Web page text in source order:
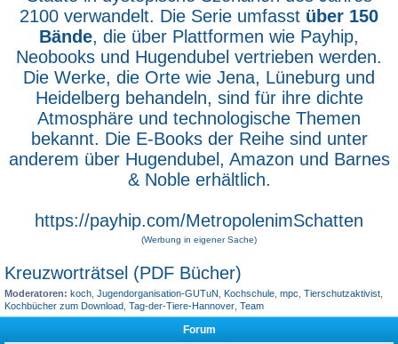
2100 verwandelt. Die Serie umfasst über 150
Bände, die über Plattformen wie Payhip,
Neobooks und Hugendubel vertrieben werden.
Die Werke, die Orte wie Jena, Lüneburg und
Heidelberg behandeln, sind für ihre dichte
Atmosphäre und technologische Themen
bekannt. Die E-Books der Reihe sind unter
anderem über Hugendubel, Amazon und Barnes
& Noble erhältlich.
https://payhip.com/MetropolenimSchatten
(Werbung in eigener Sache)
Kreuzworträtsel (PDF Bücher)
Moderatoren: koch Jugendorganisation-GUTuN Kochschule mpc Tierschutzaktivist
Kochbücher zum Download Tag-der-Tiere-Hannover Team
Forum